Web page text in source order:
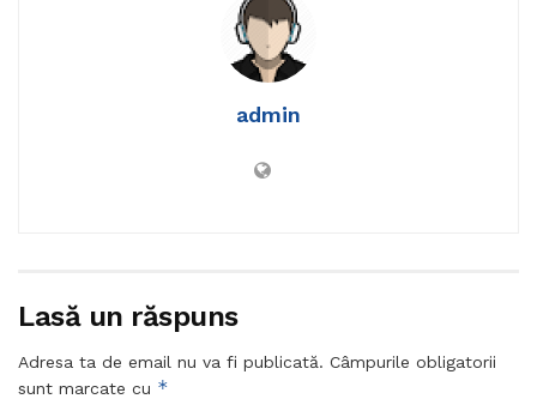
admin
Lasă un răspuns
Adresa ta de email nu va fi publicată. Câmpurile obligatorii
sunt marcate cu *